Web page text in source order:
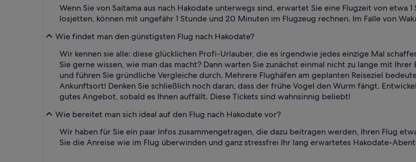
Wenn Sie von Saitama aus nach Hakodate unterwegs sind, erwartet Sie eine Flugzeit von etwa
losjetten, können mit ungefähr 1 Stunde und 20 Minuten im Flugzeug rechnen. Im Falle von
Wie findet man den günstigsten Flug nach Hakodate?
Wir kennen sie alle: diese glücklichen Profi-Urlauber, die es irgendwie jedes einzige Mal
Sie gerne wissen, wie man das macht? Dann warten Sie zunächst einmal nicht zu lange mit
und führen Sie gründliche Vergleiche durch. Mehrere Flughäfen am geplanten Reiseziel
Ankunftsort! Denken Sie schließlich noch daran, dass der frühe Vogel den Wurm fängt.
gutes Angebot, sobald es Ihnen auffällt. Diese Tickets sind wahnsinnig beliebt!
Wie bereitet man sich ideal auf den Flug nach Hakodate vor?
Wir haben für Sie ein paar Infos zusammengetragen, die dazu beitragen werden, Ihren Flug
Sie die Anreise wie im Flug überwinden und ganz stressfrei Ihr lang erwartetes Hakodate-